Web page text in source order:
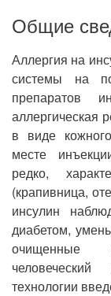
Общие
Аллергия на
системы на
препаратов
аллергическая
в виде
месте
редко,
(крапивница,
инсулин
диабетом,
очищенные
технологии